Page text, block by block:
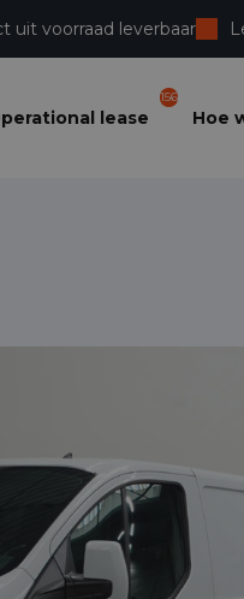
uit voorraad leverbaar
lease
156
Hoe